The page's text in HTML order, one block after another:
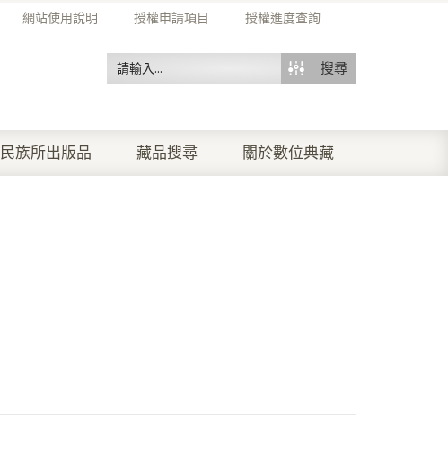
網站使用說明 授權申請項目 授權進度查詢
搜尋
民族所出版品 藏品搜尋 關於數位典藏